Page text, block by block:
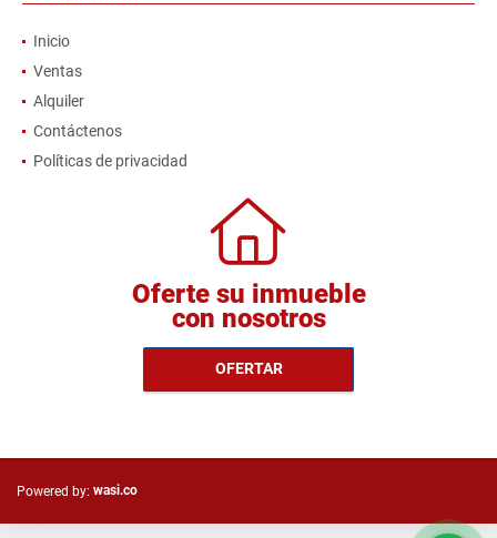
Inicio
Ventas
Alquiler
Contáctenos
Políticas de privacidad
Oferte su inmueble
con nosotros
OFERTAR
Powered by: wasi.co